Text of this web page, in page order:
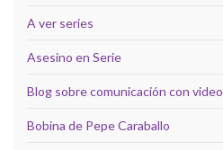
A ver series
Asesino en Serie
Blog sobre comunicación con video
Bobina de Pepe Caraballo